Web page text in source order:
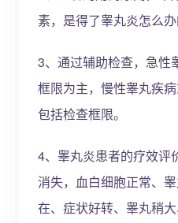
素，是得了睾丸炎怎么办
3、通过辅助检查，急性
框限为主，慢性睾丸疾
包括检查框限。
4、睾丸炎患者的疗效评
消失，血白细胞正常、
在、症状好转、睾丸稍